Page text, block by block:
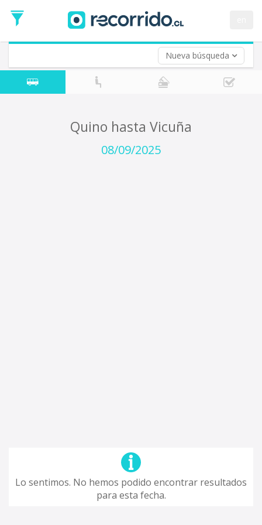
Nueva búsqueda
de
Ida
Vuelta (opcional)
Fecha
de
Quino hasta Vicuña
08/09/2025
Lo sentimos. No hemos podido encontrar resultados
para esta fecha.